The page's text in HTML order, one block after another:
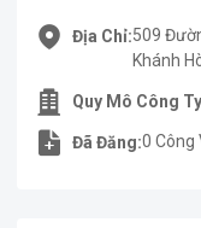
Địa Chỉ:509
Khánh
Quy Mô Công
Đã Đăng:0 Công